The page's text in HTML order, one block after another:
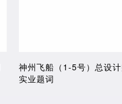
神州飞船（1-5号）总设
实业题词